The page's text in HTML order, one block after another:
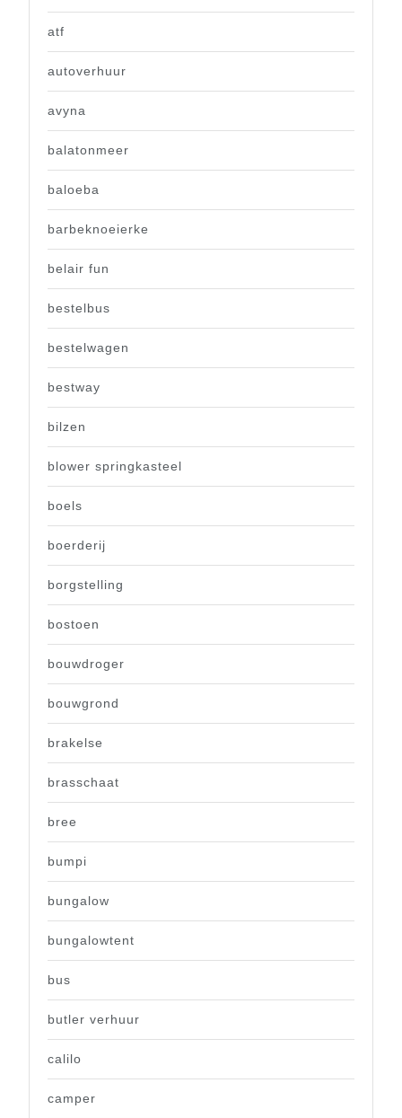
atf
autoverhuur
avyna
balatonmeer
baloeba
barbeknoeierke
belair fun
bestelbus
bestelwagen
bestway
bilzen
blower springkasteel
boels
boerderij
borgstelling
bostoen
bouwdroger
bouwgrond
brakelse
brasschaat
bree
bumpi
bungalow
bungalowtent
bus
butler verhuur
calilo
camper